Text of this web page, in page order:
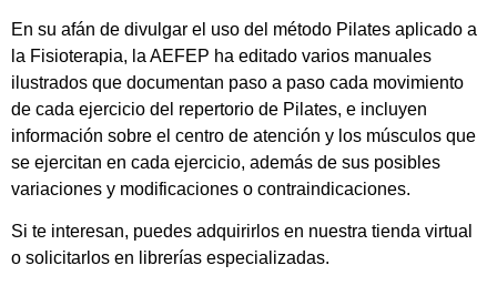
En su afán de divulgar el uso del método Pilates aplicado a
la Fisioterapia, la AEFEP ha editado varios manuales
ilustrados que documentan paso a paso cada movimiento
de cada ejercicio del repertorio de Pilates, e incluyen
información sobre el centro de atención y los músculos que
se ejercitan en cada ejercicio, además de sus posibles
variaciones y modificaciones o contraindicaciones.
Si te interesan, puedes adquirirlos en nuestra tienda virtual
o solicitarlos en librerías especializadas.